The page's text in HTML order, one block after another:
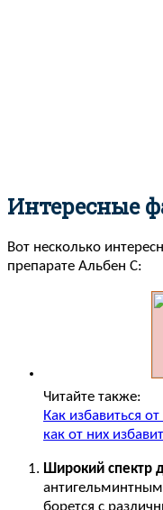
Интересные
Вот несколько
препарате Альбен C:
Читайте также:
Как избавиться
как от них
Широкий спектр